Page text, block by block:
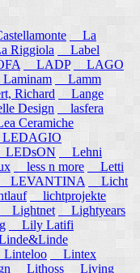
La
Riggiola
Label
LADP
LAGO
Lamm
Richard
Lange
Design
lasfera
Ceramiche
LEDsON
Lehni
less n more
Letti
LEVANTINA
Licht
lichtprojekte
Lightnet
Lightyears
Lily Latifi
Lintex
Lithoss
Living